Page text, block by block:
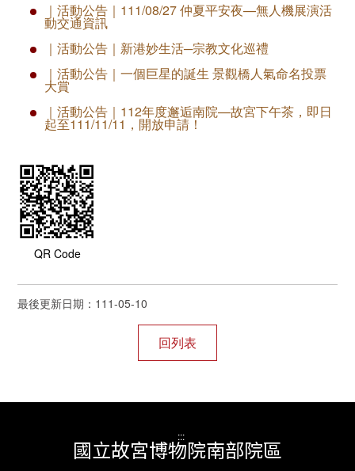
｜活動公告｜111/08/27 仲夏平安夜—無人機展演活
動交通資訊
｜活動公告｜新港妙生活─宗教文化巡禮
​｜活動公告｜一個巨星的誕生 景觀橋人氣命名投票
大賞
｜活動公告｜112年度邂逅南院—故宮下午茶，即日
起至111/11/11，開放申請！
QR Code
最後更新日期：111-05-10
:::
國立故宮博物院南部院區